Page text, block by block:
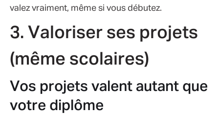
valez vraiment, même si vous débutez.
3. Valoriser ses projets
(même scolaires)
Vos projets valent autant que
votre diplôme